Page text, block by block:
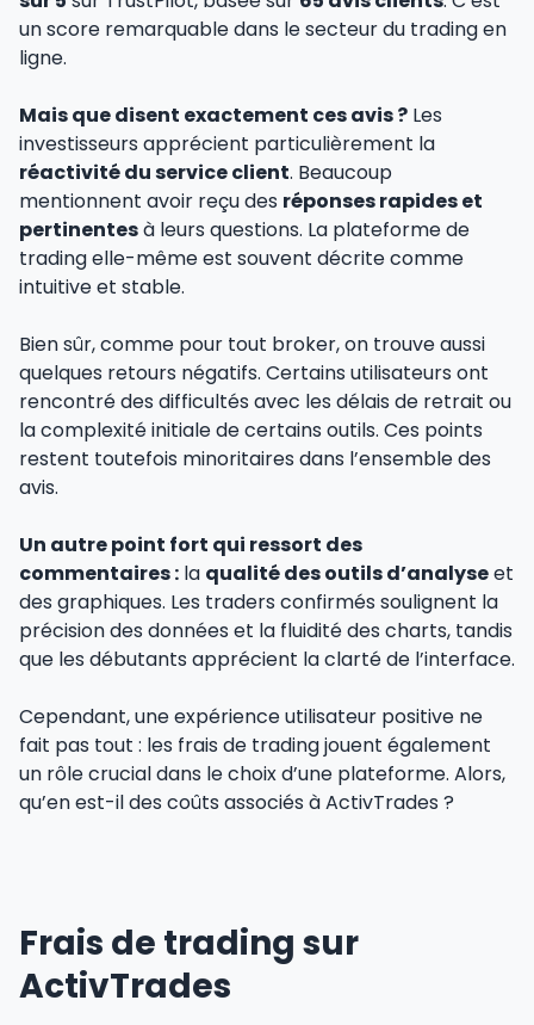
un score remarquable dans le secteur du trading en
ligne.
Mais que disent exactement ces avis ? Les
investisseurs apprécient particulièrement la
réactivité du service client. Beaucoup
mentionnent avoir reçu des réponses rapides et
pertinentesà leurs questions. La plateforme de
trading elle-même est souvent décrite comme
intuitive et stable.
Bien sûr, comme pour tout broker, on trouve aussi
quelques retours négatifs. Certains utilisateurs ont
rencontré des difficultés avec les délais de retrait ou
la complexité initiale de certains outils. Ces points
restent toutefois minoritaires dans l’ensemble des
avis.
Un autre point fort qui ressort des
commentaires : la qualité des outils d’analyseet
des graphiques. Les traders confirmés soulignent la
précision des données et la fluidité des charts, tandis
que les débutants apprécient la clarté de l’interface.
Cependant, une expérience utilisateur positive ne
fait pas tout : les frais de trading jouent également
un rôle crucial dans le choix d’une plateforme. Alors,
qu’en est-il des coûts associés à ActivTrades ?
Frais de trading sur
ActivTrades